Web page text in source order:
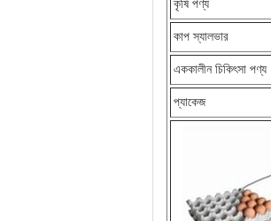
কৃষি পণ্য
কাপ স্যালভার
এককালীন চিকিৎসা পণ্য
প্যাকেজ